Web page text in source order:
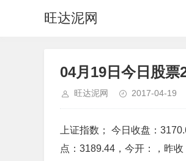
旺达泥网
04月19日今日股票
旺达泥网 2017-04-19
上证指数； 今日收盘：
点：3189.44，今开：，昨